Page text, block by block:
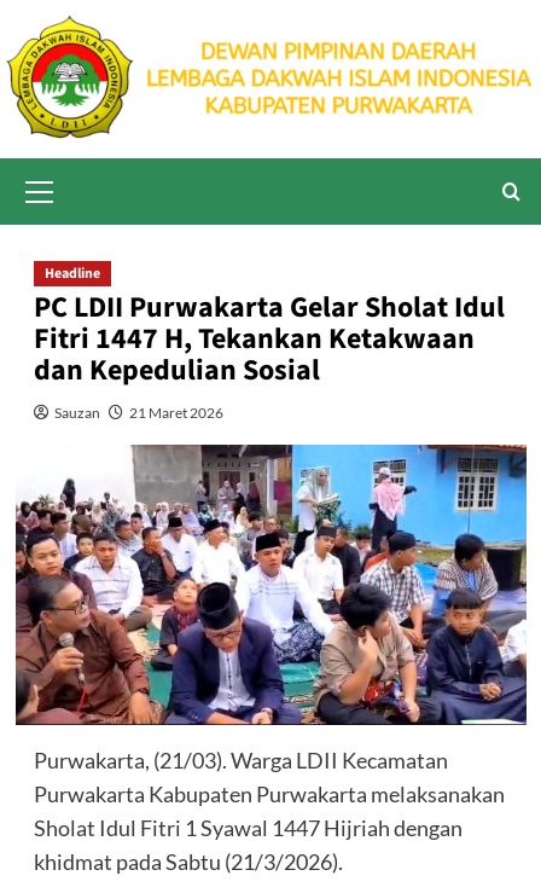
content
Menu
Headline
PC LDII Purwakarta Gelar Sholat Idul
Fitri 1447 H, Tekankan Ketakwaan
dan Kepedulian Sosial
Sauzan 21 Maret 2026
Purwakarta, (21/03). Warga LDII Kecamatan
Purwakarta Kabupaten Purwakarta melaksanakan
Sholat Idul Fitri 1 Syawal 1447 Hijriah dengan
khidmat pada Sabtu (21/3/2026).